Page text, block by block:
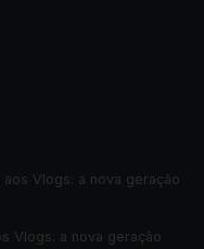
aos Vlogs: a nova geração
Vlogs: a nova geração